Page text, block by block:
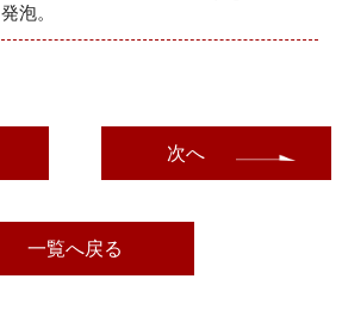
発泡。
一覧へ戻る
次へ